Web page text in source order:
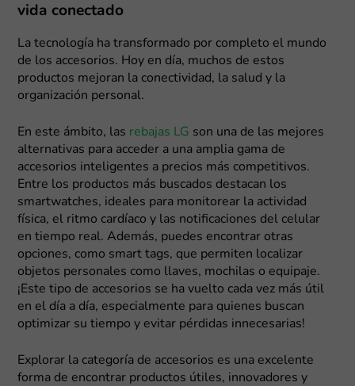
vida conectado
La tecnología ha transformado por completo el mundo
de los accesorios. Hoy en día, muchos de estos
productos mejoran la conectividad, la salud y la
organización personal.
En este ámbito, las rebajas LG son una de las mejores
alternativas para acceder a una amplia gama de
accesorios inteligentes a precios más competitivos.
Entre los productos más buscados destacan los
smartwatches, ideales para monitorear la actividad
física, el ritmo cardíaco y las notificaciones del celular
en tiempo real. Además, puedes encontrar otras
opciones, como smart tags, que permiten localizar
objetos personales como llaves, mochilas o equipaje.
¡Este tipo de accesorios se ha vuelto cada vez más útil
en el día a día, especialmente para quienes buscan
optimizar su tiempo y evitar pérdidas innecesarias!
Explorar la categoría de accesorios es una excelente
forma de encontrar productos útiles, innovadores y